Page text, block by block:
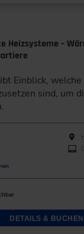
Heizsysteme –
Einblick,
sind, um
DETAILS & BUCHEN